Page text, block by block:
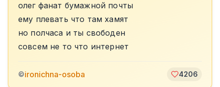
олег фанат бумажной почты
ему плевать что там хамят
но полчаса и ты свободен
совсем не то что интернет
©ironichna-osoba 4206